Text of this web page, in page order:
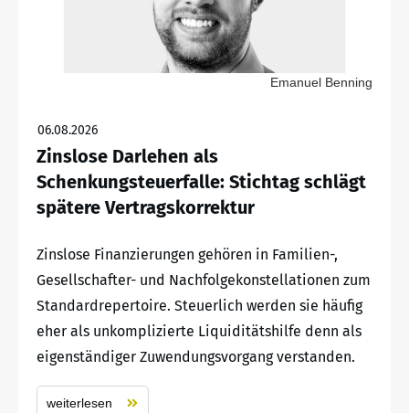
Emanuel Benning
06.08.2026
Zinslose Darlehen als
Schenkungsteuerfalle: Stichtag schlägt
spätere Vertragskorrektur
Zinslose Finanzierungen gehören in Familien-,
Gesellschafter- und Nachfolgekonstellationen zum
Standardrepertoire. Steuerlich werden sie häufig
eher als unkomplizierte Liquiditätshilfe denn als
eigenständiger Zuwendungsvorgang verstanden.
weiterlesen